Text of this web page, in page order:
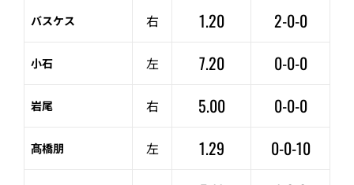
バスケス 右 1.20 2-0-0
小石 左 7.20 0-0-0
岩尾 右 5.00 0-0-0
髙橋朋 左 1.29 0-0-10